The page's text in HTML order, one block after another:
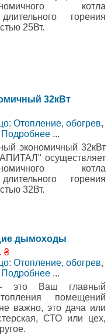
котла
горения
25Вт.
32кВт
Отопление, обогрев,
Подробнее ...
экономичный 32кВт
осуществляет
котла
горения
32Вт.
дымоходы
₴
Отопление, обогрев,
Подробнее ...
- это Ваш главный
помещений
важно, это дача или
СТО или цех,